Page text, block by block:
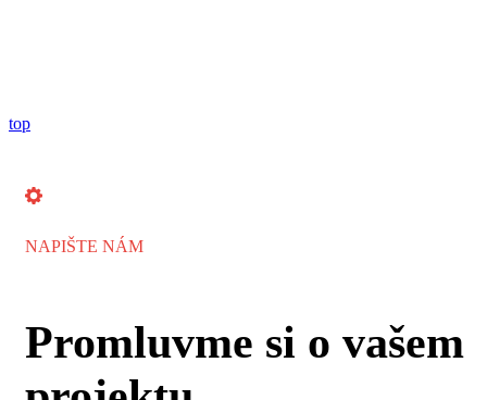
top
NAPIŠTE NÁM
Promluvme si o vašem